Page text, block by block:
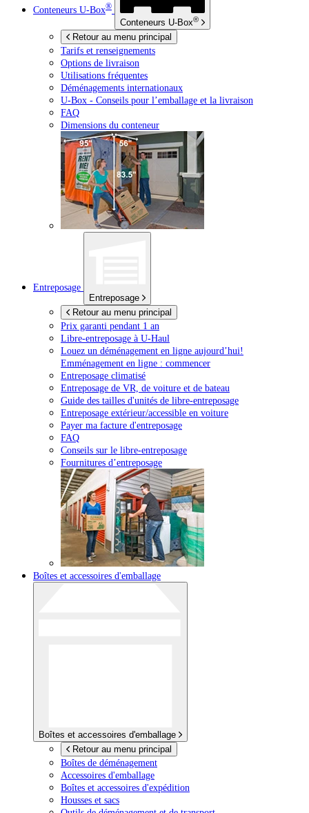
Conteneurs U-Box®
Conteneurs U-Box®
Retour au menu principal
Tarifs et renseignements
Options de livraison
Utilisations fréquentes
Déménagements internationaux
U-Box - Conseils pour l’emballage et la livraison
FAQ
Dimensions du conteneur
Entreposage
Entreposage
Retour au menu principal
Prix garanti pendant 1 an
Libre-entreposage à U-Haul
Louez un déménagement en ligne aujourd’hui!
Emménagement en ligne : commencer
Entreposage climatisé
Entreposage de VR, de voiture et de bateau
Guide des tailles d'unités de libre-entreposage
Entreposage extérieur/accessible en voiture
Payer ma facture d'entreposage
FAQ
Conseils sur le libre-entreposage
Fournitures d’entreposage
Boîtes et accessoires d'emballage
Boîtes et accessoires d'emballage
Retour au menu principal
Boîtes de déménagement
Accessoires d'emballage
Boîtes et accessoires d'expédition
Housses et sacs